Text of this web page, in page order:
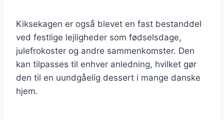
Kiksekagen er også blevet en fast bestanddel
ved festlige lejligheder som fødselsdage,
julefrokoster og andre sammenkomster. Den
kan tilpasses til enhver anledning, hvilket gør
den til en uundgåelig dessert i mange danske
hjem.